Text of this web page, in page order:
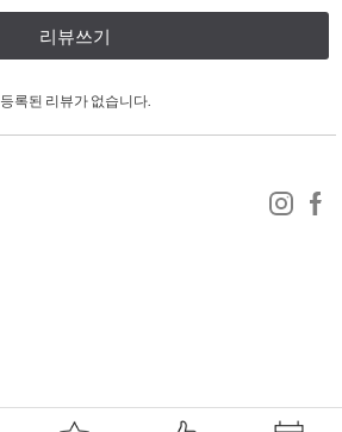
리뷰쓰기
등록된 리뷰가 없습니다.